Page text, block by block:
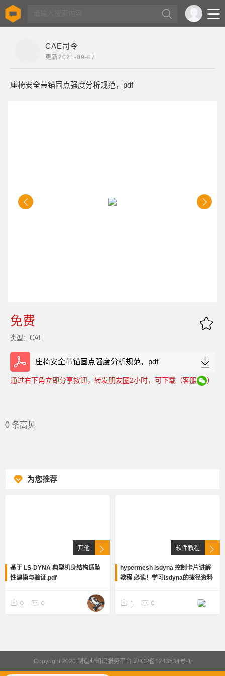
CAE司令
更新2021-09-07
座椅安全带锚固点强度分析规范，pdf
免费
类型：CAE
座椅安全带锚固点强度分析规范，pdf
通过右下角立即分享按钮，转发朋友圈2小时，可下载（客服 ）
0 条高见
为您推荐
其他
基于 LS-DYNA 典型机身结构适坠
性建模与验证.pdf
0 0
软件教程
hypermesh lsdyna 控制卡片讲解
教程 必读！学习lsdyna的捷径资料
1 0
Copyright 2020 制造业知识服务平台 沪ICP备1243534号-1